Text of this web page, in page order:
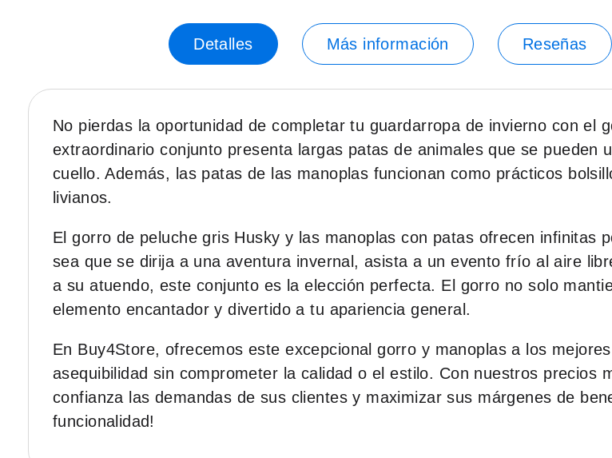
galería
de
imágenes.
Detalles Más información Reseñas
No pierdas la oportunidad de completar tu guardarropa de invierno con el
extraordinario conjunto presenta largas patas de animales que se pueden
cuello. Además, las patas de las manoplas funcionan como prácticos
livianos.
El gorro de peluche gris Husky y las manoplas con patas ofrecen infinitas
sea que se dirija a una aventura invernal, asista a un evento frío al aire
a su atuendo, este conjunto es la elección perfecta. El gorro no solo
elemento encantador y divertido a tu apariencia general.
En Buy4Store, ofrecemos este excepcional gorro y manoplas a los
asequibilidad sin comprometer la calidad o el estilo. Con nuestros precios
confianza las demandas de sus clientes y maximizar sus márgenes de
funcionalidad!